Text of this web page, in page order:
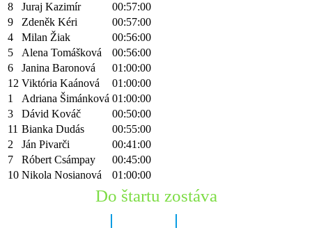
8
Juraj Kazimír
00:57:00
9
Zdeněk Kéri
00:57:00
4
Milan Žiak
00:56:00
5
Alena Tomášková
00:56:00
6
Janina Baronová
01:00:00
12 Viktória Kaánová
01:00:00
1
Adriana Šimánková 01:00:00
3
Dávid Kováč
00:50:00
11 Bianka Dudás
00:55:00
2
Ján Pivarči
00:41:00
7
Róbert Csámpay
00:45:00
10 Nikola Nosianová 01:00:00
Do štartu zostáva